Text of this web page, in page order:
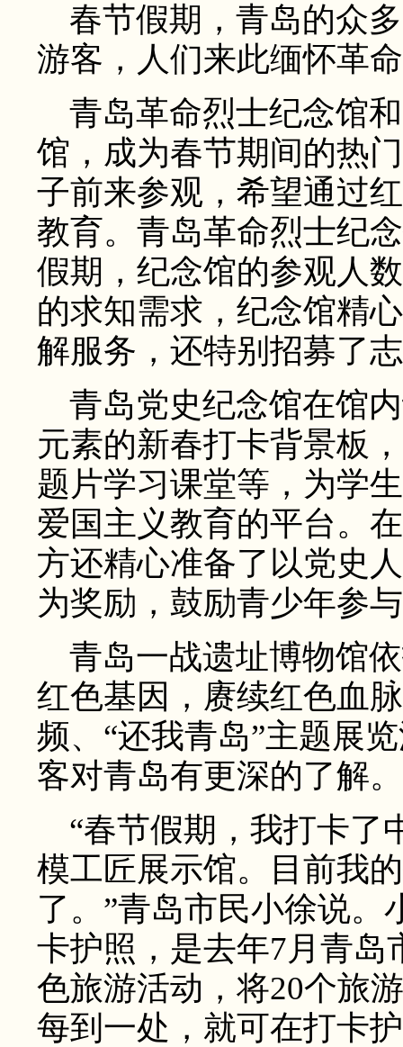
春节假期，青岛的众
游客，人们来此缅怀革
青岛革命烈士纪念馆
馆，成为春节期间的热
子前来参观，希望通过
教育。青岛革命烈士纪
假期，纪念馆的参观人
的求知需求，纪念馆精
解服务，还特别招募了
青岛党史纪念馆在馆
元素的新春打卡背景板
题片学习课堂等，为学
爱国主义教育的平台。
方还精心准备了以党史
为奖励，鼓励青少年参
青岛一战遗址博物馆
红色基因，赓续红色血
频、“还我青岛”主题展
客对青岛有更深的了解。
“春节假期，我打卡了
模工匠展示馆。目前我
了。”青岛市民小徐说。
卡护照，是去年7月青岛
色旅游活动，将20个旅
每到一处，就可在打卡